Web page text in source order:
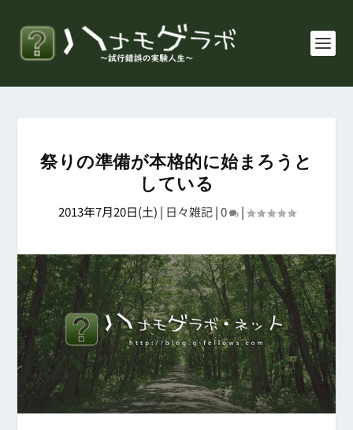
祭りの準備が本格的に始まろうと
している
2013年7月20日(土) | 日々雑記|0 |